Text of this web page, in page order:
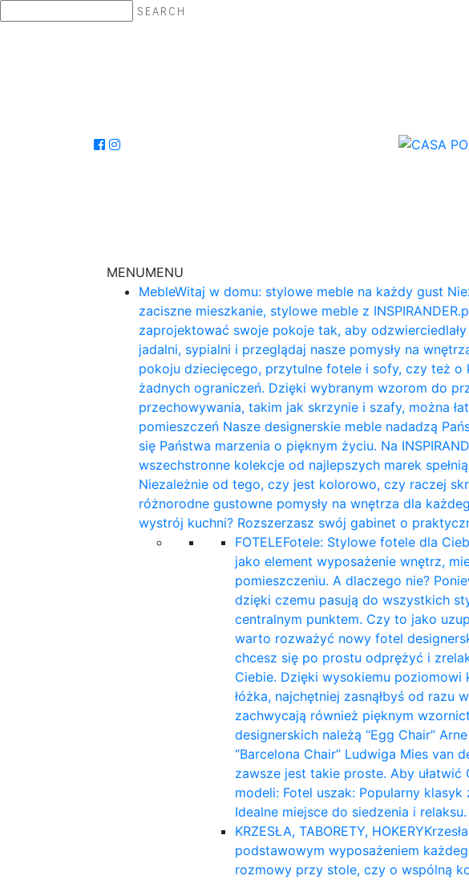
SEARCH
MENUMENU
MebleWitaj w domu: stylowe meble na każdy gust
zaciszne mieszkanie, stylowe meble z
zaprojektować swoje pokoje tak, aby
jadalni, sypialni i przeglądaj nasze pomysły na
pokoju dziecięcego, przytulne fotele i sofy, czy też o
żadnych ograniczeń. Dzięki wybranym wzorom do
przechowywania, takim jak skrzynie i szafy, można
pomieszczeń Nasze designerskie meble nadadzą
się Państwa marzenia o pięknym życiu. Na
wszechstronne kolekcje od najlepszych marek
Niezależnie od tego, czy jest kolorowo, czy raczej
różnorodne gustowne pomysły na wnętrza dla
wystrój kuchni? Rozszerzasz swój gabinet o
FOTELEFotele: Stylowe fotele dla
jako element wyposażenie wnętrz,
pomieszczeniu. A dlaczego nie?
dzięki czemu pasują do wszystkich
centralnym punktem. Czy to jako
warto rozważyć nowy fotel
chcesz się po prostu odprężyć i
Ciebie. Dzięki wysokiemu
łóżka, najchętniej zasnąłbyś od
zachwycają również pięknym
designerskich należą “Egg Chair”
“Barcelona Chair” Ludwiga Mies van
zawsze jest takie proste. Aby
modeli: Fotel uszak: Popularny
Idealne miejsce do siedzenia i
KRZESŁA, TABORETY, HOKERY
podstawowym wyposażeniem
rozmowy przy stole, czy o wspólną